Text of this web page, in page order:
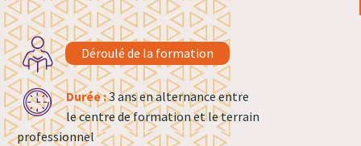
Déroulé de la formation
Durée :3 ans en alternance entre
le centre de formation et le terrain
professionnel